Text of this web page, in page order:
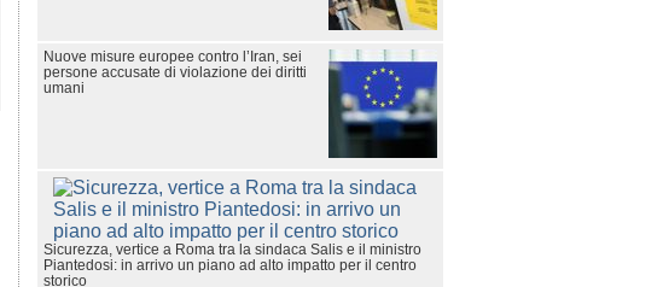
Nuove misure europee contro l’Iran, sei
persone accusate di violazione dei diritti
umani
Sicurezza, vertice a Roma tra la sindaca Salis e il ministro
Piantedosi: in arrivo un piano ad alto impatto per il centro
storico